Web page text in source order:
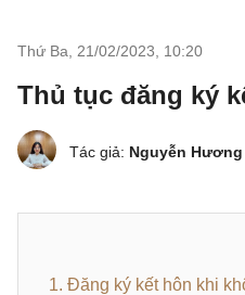
Thứ Ba, 21/02/2023 10:20
Thủ tục đăng ký
Tác giả: Nguyễn Hương
1. Đăng ký kết hôn khi